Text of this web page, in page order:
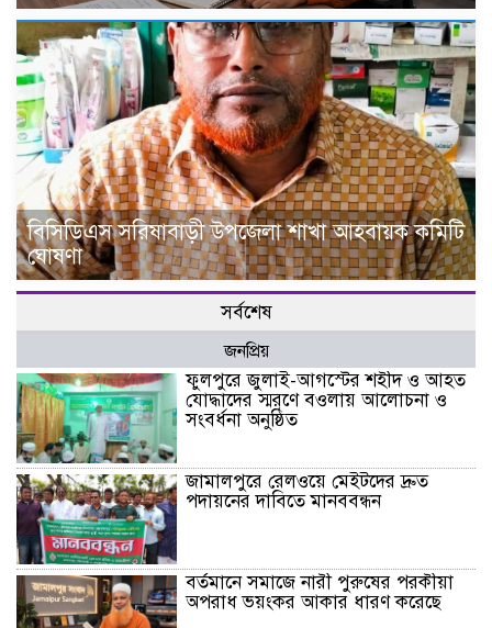
বিসিডিএস সরিষাবাড়ী উপজেলা শাখা আহবায়ক কমিটি
ঘোষণা
সর্বশেষ
জনপ্রিয়
ফুলপুরে জুলাই-আগস্টের শহীদ ও আহত
যোদ্ধাদের স্মরণে বওলায় আলোচনা ও
সংবর্ধনা অনুষ্ঠিত
জামালপুরে রেলওয়ে মেইটদের দ্রুত
পদায়নের দাবিতে মানববন্ধন
বর্তমানে সমাজে নারী পুরুষের পরকীয়া
অপরাধ ভয়ংকর আকার ধারণ করেছে